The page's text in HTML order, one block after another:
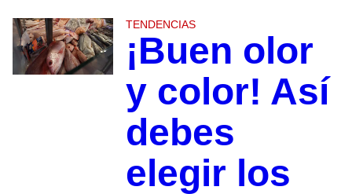
TENDENCIAS
¡Buen olor
y color! Así
debes
elegir los